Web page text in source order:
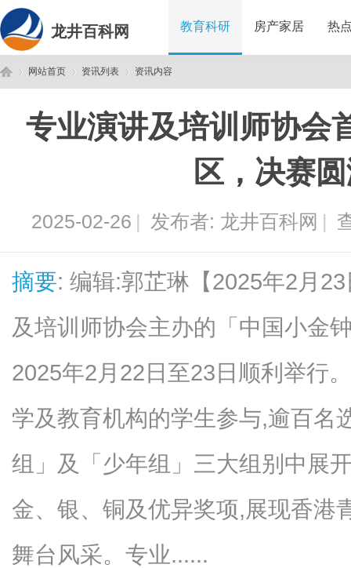
龙井百科网 教育科研 房产家居 热
网站首页
›
资讯列表
›
资讯内容
专业演讲及培训师协会
区，决赛
2025-02-26 | 发布者: 龙井百科网 |
摘要: 编辑:郭芷琳【2025年2月
及培训师协会主办的「中国小金
2025年2月22日至23日顺利举行
学及教育机构的学生参与,逾百名
组」及「少年组」三大组别中展
金、银、铜及优异奖项,展现香港
舞台风采。专业......